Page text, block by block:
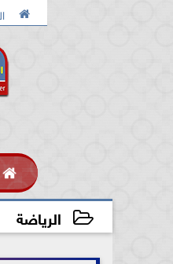
جهود كل وطنى لمواجهة

الرياضة